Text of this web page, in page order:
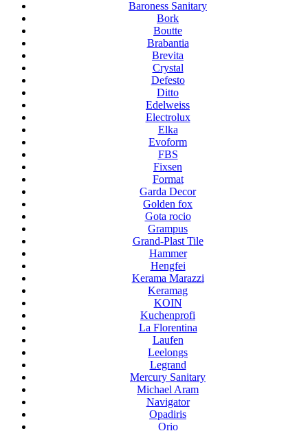
Baroness Sanitary
Bork
Boutte
Brabantia
Brevita
Crystal
Defesto
Ditto
Edelweiss
Electrolux
Elka
Evoform
FBS
Fixsen
Format
Garda Decor
Golden fox
Gota rocio
Grampus
Grand-Plast Tile
Hammer
Hengfei
Kerama Marazzi
Keramag
KOIN
Kuchenprofi
La Florentina
Laufen
Leelongs
Legrand
Mercury Sanitary
Michael Aram
Navigator
Opadiris
Orio